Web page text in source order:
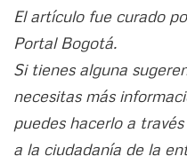
El artículo fue curado
Portal Bogotá.
Si tienes alguna
necesitas más
puedes hacerlo a
a la ciudadanía de la